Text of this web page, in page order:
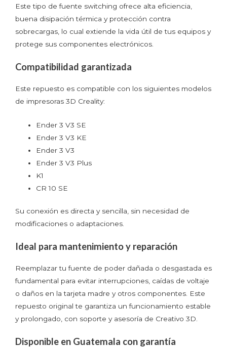
Este tipo de fuente switching ofrece alta eficiencia,
buena disipación térmica y protección contra
sobrecargas, lo cual extiende la vida útil de tus equipos y
protege sus componentes electrónicos.
Compatibilidad garantizada
Este repuesto es compatible con los siguientes modelos
de impresoras 3D Creality:
Ender 3 V3 SE
Ender 3 V3 KE
Ender 3 V3
Ender 3 V3 Plus
K1
CR 10 SE
Su conexión es directa y sencilla, sin necesidad de
modificaciones o adaptaciones.
Ideal para mantenimiento y reparación
Reemplazar tu fuente de poder dañada o desgastada es
fundamental para evitar interrupciones, caídas de voltaje
o daños en la tarjeta madre y otros componentes. Este
repuesto original te garantiza un funcionamiento estable
y prolongado, con soporte y asesoría de Creativo 3D.
Disponible en Guatemala con garantía